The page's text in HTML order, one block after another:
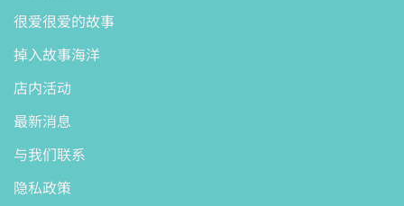
很爱很爱的故事
掉入故事海洋
店内活动
最新消息
与我们联系
隐私政策